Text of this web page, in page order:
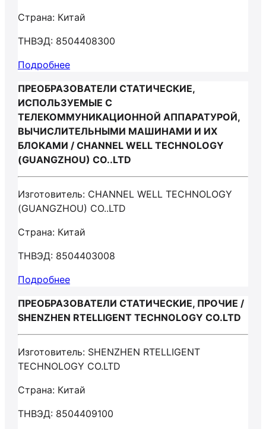
Страна: Китай
ТНВЭД: 8504408300
Подробнее
ПРЕОБРАЗОВАТЕЛИ СТАТИЧЕСКИЕ,
ИСПОЛЬЗУЕМЫЕ С
ТЕЛЕКОММУНИКАЦИОННОЙ АППАРАТУРОЙ,
ВЫЧИСЛИТЕЛЬНЫМИ МАШИНАМИ И ИХ
БЛОКАМИ / CHANNEL WELL TECHNOLOGY
(GUANGZHOU) CO..LTD
Изготовитель: CHANNEL WELL TECHNOLOGY
(GUANGZHOU) CO..LTD
Страна: Китай
ТНВЭД: 8504403008
Подробнее
ПРЕОБРАЗОВАТЕЛИ СТАТИЧЕСКИЕ, ПРОЧИЕ /
SHENZHEN RTELLIGENT TECHNOLOGY CO.LTD
Изготовитель: SHENZHEN RTELLIGENT
TECHNOLOGY CO.LTD
Страна: Китай
ТНВЭД: 8504409100